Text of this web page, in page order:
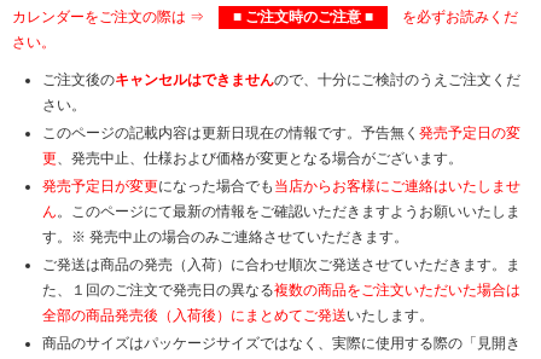
カレンダーをご注文の際は ⇒ ■ ご注文時のご注意 ■
を必ずお読みくだ
さい。
ご注文後のキャンセルはできませんので、十分にご検討のうえご注文くだ
さい。
このページの記載内容は更新日現在の情報です。予告無く 発売予定日の変
更、発売中止、仕様および価格が変更となる場合がございます。
発売予定日が変更になった場合でも 当店からお客様にご連絡はいたしませ
ん。このページにて最新の情報をご確認いただきますようお願いいたしま
す。※ 発売中止の場合のみご連絡させていただきます。
ご発送は商品の発売（入荷）に合わせ順次ご発送させていただきます。ま
た、１回のご注文で発売日の異なる複数の商品をご注文いただいた場合は
全部の商品発売後（入荷後）にまとめてご発送いたします。
商品のサイズはパッケージサイズではなく、実際に使用する際の「見開き